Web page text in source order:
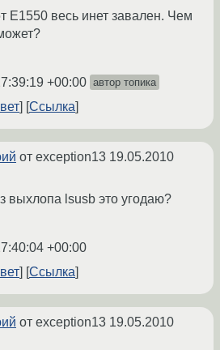
E1550 весь инет завален. Чем
+00:00 автор топика
Ссылка
от exception13 19.05.2010
выхлопа lsusb это угодаю?
+00:00
Ссылка
от exception13 19.05.2010